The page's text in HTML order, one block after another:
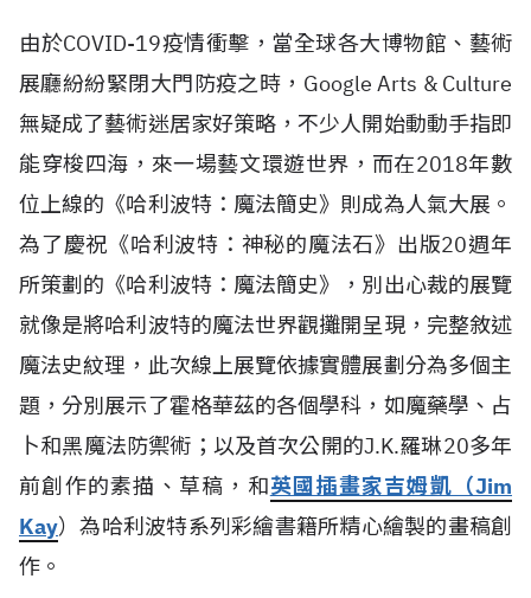
由於COVID-19疫情衝擊，當全球各大博物館、藝術
展廳紛紛緊閉大門防疫之時，Google Arts & Culture
無疑成了藝術迷居家好策略，不少人開始動動手指即
能穿梭四海，來一場藝文環遊世界，而在2018年數
位上線的《哈利波特：魔法簡史》則成為人氣大展。
為了慶祝《哈利波特：神秘的魔法石》出版20週年
所策劃的《哈利波特：魔法簡史》，別出心裁的展覽
就像是將哈利波特的魔法世界觀攤開呈現，完整敘述
魔法史紋理，此次線上展覽依據實體展劃分為多個主
題，分別展示了霍格華茲的各個學科，如魔藥學、占
卜和黑魔法防禦術；以及首次公開的J.K.羅琳20多年
前創作的素描、草稿，和英國插畫家吉姆凱（Jim
Kay）為哈利波特系列彩繪書籍所精心繪製的畫稿創
作。